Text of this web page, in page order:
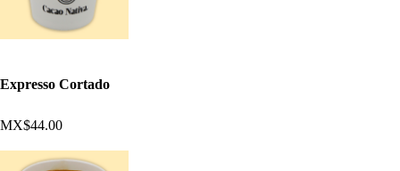
Expresso Cortado
MX$44.00